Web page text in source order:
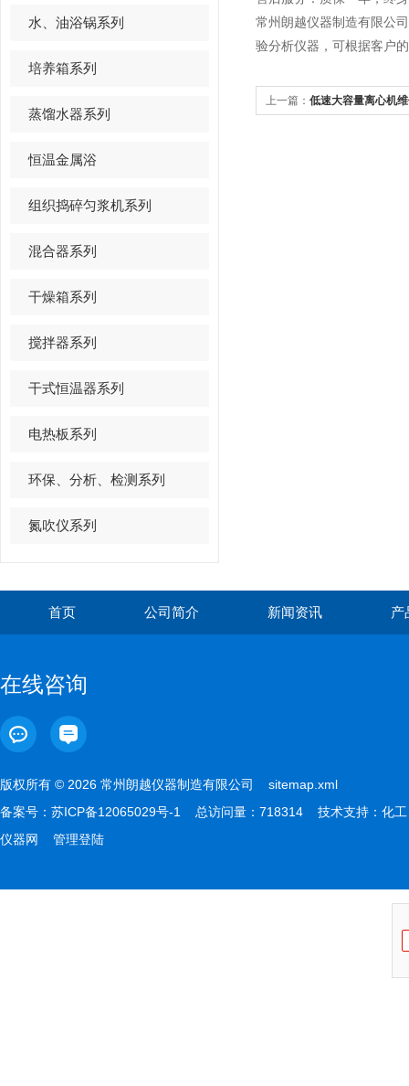
水、油浴锅系列
培养箱系列
蒸馏水器系列
恒温金属浴
组织捣碎匀浆机系列
混合器系列
干燥箱系列
搅拌器系列
干式恒温器系列
电热板系列
环保、分析、检测系列
氮吹仪系列
常州朗越仪器制造有限公
验分析仪器，可根据客户
上一篇： 低速大容量离心机
首页 公司简介 新闻资讯 产
在线咨询
版权所有 © 2026 常州朗越仪器制造有限公司 sitemap.xml
备案号： 苏ICP备12065029号-1 总访问量：718314 技术支持： 化工
仪器网
管理登陆